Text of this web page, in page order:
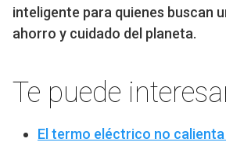
inteligente para quienes buscan
ahorro y cuidado del planeta.
Te puede
El termo eléctrico no calienta